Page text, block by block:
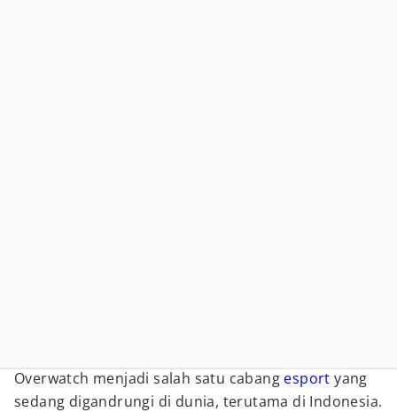
Overwatch menjadi salah satu cabang esport yang
sedang digandrungi di dunia, terutama di Indonesia.